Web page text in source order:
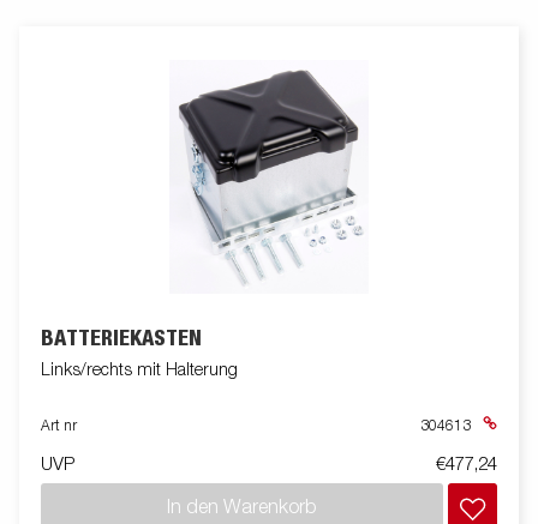
BATTERIEKASTEN
Links/rechts mit Halterung
Art nr 304613
UVP €477,24
In den Warenkorb